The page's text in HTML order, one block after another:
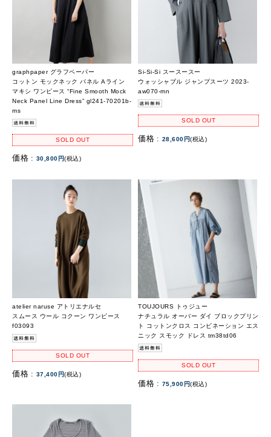
graphpaper グラフペーパー
コットン モックネック パネル Aライン
マキシ ワンピース “Fine Smooth Mock
Neck Panel Line Dress” gl241-70201b-
ms
SOLD OUT
価格 : 30,800円(税込)
Si-Si-Si スースースー
ウォッシャブル ジャンプスーツ 2023-
aw070-mn
SOLD OUT
価格 : 28,600円(税込)
atelier naruse アトリエナルセ
スムース ウール コクーン ワンピース
f03093
SOLD OUT
価格 : 37,400円(税込)
TOUJOURS トゥジュー
ナチュラル オーバー ダイ ブロックプリン
ト コットンクロス コンビネーション エス
ニック スモック ドレス tm38td06
SOLD OUT
価格 : 75,900円(税込)